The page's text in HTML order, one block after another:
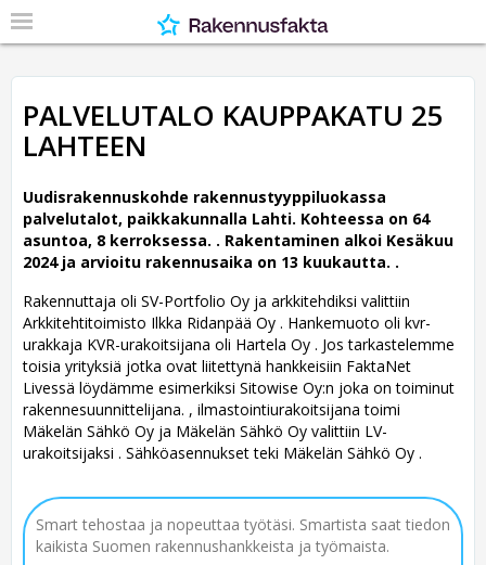
PALVELUTALO KAUPPAKATU 25
LAHTEEN
Uudisrakennuskohde rakennustyyppiluokassa
palvelutalot, paikkakunnalla Lahti. Kohteessa on 64
asuntoa, 8 kerroksessa. . Rakentaminen alkoi Kesäkuu
2024 ja arvioitu rakennusaika on 13 kuukautta. .
Rakennuttaja oli SV-Portfolio Oy ja arkkitehdiksi valittiin
Arkkitehtitoimisto Ilkka Ridanpää Oy . Hankemuoto oli kvr-
urakkaja KVR-urakoitsijana oli Hartela Oy . Jos tarkastelemme
toisia yrityksiä jotka ovat liitettynä hankkeisiin FaktaNet
Livessä löydämme esimerkiksi Sitowise Oy:n joka on toiminut
rakennesuunnittelijana. , ilmastointiurakoitsijana toimi
Mäkelän Sähkö Oy ja Mäkelän Sähkö Oy valittiin LV-
urakoitsijaksi . Sähköasennukset teki Mäkelän Sähkö Oy .
Smart tehostaa ja nopeuttaa työtäsi. Smartista saat tiedon
kaikista Suomen rakennushankkeista ja työmaista.